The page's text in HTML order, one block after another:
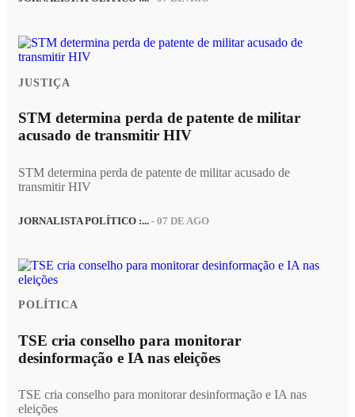
JUSTIÇA
STM determina perda de patente de militar
acusado de transmitir HIV
STM determina perda de patente de militar acusado de
transmitir HIV
JORNALISTA POLÍTICO :... - 07 DE AGO
POLÍTICA
TSE cria conselho para monitorar
desinformação e IA nas eleições
TSE cria conselho para monitorar desinformação e IA nas
eleições